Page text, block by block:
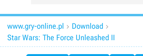
www.gry-online.pl  Download 
Star Wars: The Force Unleashed II